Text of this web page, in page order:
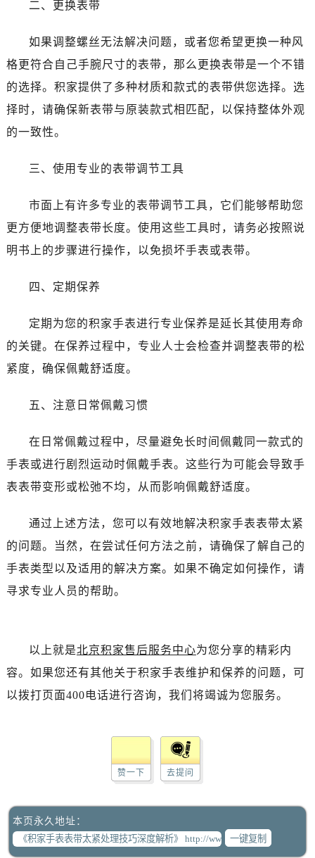
二、更换表带
如果调整螺丝无法解决问题，或者您希望更换一种风
格更符合自己手腕尺寸的表带，那么更换表带是一个不错
的选择。积家提供了多种材质和款式的表带供您选择。选
择时，请确保新表带与原装款式相匹配，以保持整体外观
的一致性。
三、使用专业的表带调节工具
市面上有许多专业的表带调节工具，它们能够帮助您
更方便地调整表带长度。使用这些工具时，请务必按照说
明书上的步骤进行操作，以免损坏手表或表带。
四、定期保养
定期为您的积家手表进行专业保养是延长其使用寿命
的关键。在保养过程中，专业人士会检查并调整表带的松
紧度，确保佩戴舒适度。
五、注意日常佩戴习惯
在日常佩戴过程中，尽量避免长时间佩戴同一款式的
手表或进行剧烈运动时佩戴手表。这些行为可能会导致手
表表带变形或松弛不均，从而影响佩戴舒适度。
通过上述方法，您可以有效地解决积家手表表带太紧
的问题。当然，在尝试任何方法之前，请确保了解自己的
手表类型以及适用的解决方案。如果不确定如何操作，请
寻求专业人员的帮助。
以上就是北京积家售后服务中心为您分享的精彩内
容。如果您还有其他关于积家手表维护和保养的问题，可
以拨打页面400电话进行咨询，我们将竭诚为您服务。
赞一下 去提问
本页永久地址：
一键复制